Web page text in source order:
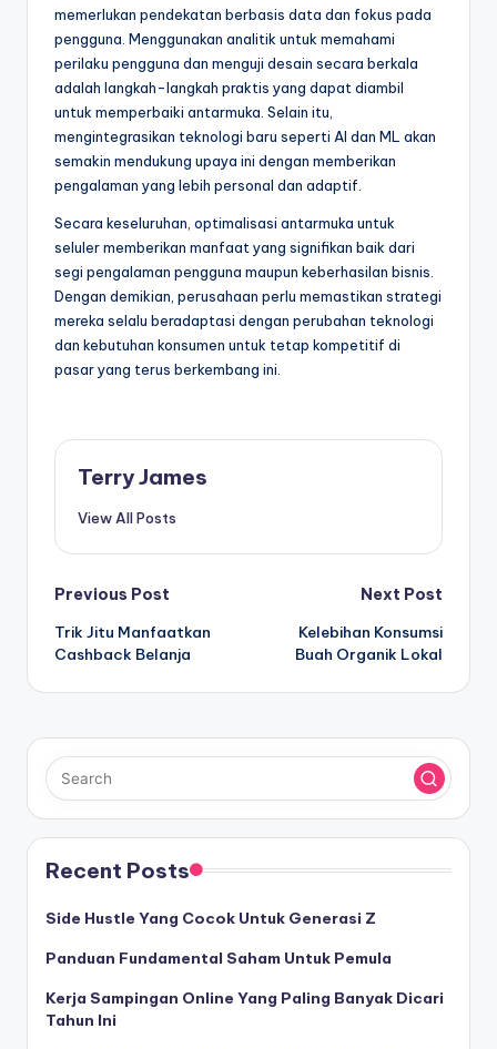
memerlukan pendekatan berbasis data dan fokus pada
pengguna. Menggunakan analitik untuk memahami
perilaku pengguna dan menguji desain secara berkala
adalah langkah-langkah praktis yang dapat diambil
untuk memperbaiki antarmuka. Selain itu,
mengintegrasikan teknologi baru seperti AI dan ML akan
semakin mendukung upaya ini dengan memberikan
pengalaman yang lebih personal dan adaptif.
Secara keseluruhan, optimalisasi antarmuka untuk
seluler memberikan manfaat yang signifikan baik dari
segi pengalaman pengguna maupun keberhasilan bisnis.
Dengan demikian, perusahaan perlu memastikan strategi
mereka selalu beradaptasi dengan perubahan teknologi
dan kebutuhan konsumen untuk tetap kompetitif di
pasar yang terus berkembang ini.
Terry James
View All Posts
Post
navigation
Previous Post
Trik Jitu Manfaatkan
Cashback Belanja
Next Post
Kelebihan Konsumsi
Buah Organik Lokal
Recent Posts
Side Hustle Yang Cocok Untuk Generasi Z
Panduan Fundamental Saham Untuk Pemula
Kerja Sampingan Online Yang Paling Banyak Dicari
Tahun Ini